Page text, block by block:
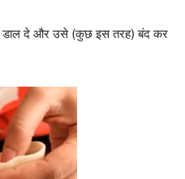
डाल दे और उसे (कुछ इस तरह) बंद कर